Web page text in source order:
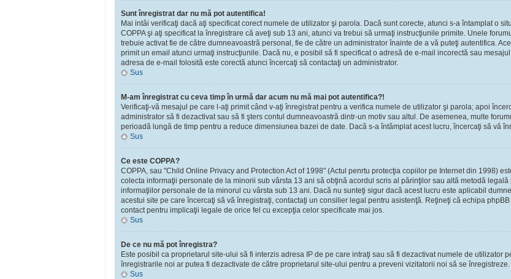
Sunt înregistrat dar nu mă pot autentifica!
Mai intâi verificaţi dacă aţi specificat corect numele de utilizator şi parola. Dacă sunt corecte, atunci s-a întamplat o
COPPA şi aţi specificat la înregistrare că aveţi sub 13 ani, atunci va trebui să urmaţi instrucţiunile primite. Unele
trebuie activat fie de către dumneavoastră personal, fie de către un administrator înainte de a vă puteţi autentifica.
primit un email atunci urmaţi instrucţiunile. Dacă nu, e posibil să fi specificat o adresă de e-mail incorectă sau
adresa de e-mail folosită este corectă atunci încercaţi să contactaţi un administrator.
Sus
M-am înregistrat cu ceva timp în urmă dar acum nu mă mai pot autentifica?!
Verificaţi-vă mesajul pe care l-aţi primit când v-aţi înregistrat pentru a verifica numele de utilizator şi parola; apoi
administrator să fi dezactivat sau să fi şters contul dumneavoastră dintr-un motiv sau altul. De asemenea, multe
perioadă lungă de timp pentru a reduce dimensiunea bazei de date. Dacă s-a întâmplat acest lucru, încercaţi să vă
Sus
Ce este COPPA?
COPPA, sau "Child Online Privacy and Protection Act of 1998" (Actul penrtu protecţia copiilor pe Internet din 1998)
colecta informaţii personale de la minorii sub vârsta 13 ani să obţină acordul scris al părinţilor sau altă metodă
informaţiilor personale de la minorul cu vârsta sub 13 ani. Dacă nu sunteţi sigur dacă acest lucru este aplicabil
acestui site pe care încercaţi să vă înregistraţi, contactaţi un consilier legal pentru asistenţă. Reţineţi că echipa
contact pentru implicaţii legale de orice fel cu excepţia celor specificate mai jos.
Sus
De ce nu mă pot înregistra?
Este posibil ca proprietarul site-ului să fi interzis adresa IP de pe care intraţi sau să fi dezactivat numele de utilizator
înregistrarile noi ar putea fi dezactivate de către proprietarul site-ului pentru a preveni vizitatorii noi să se
Sus